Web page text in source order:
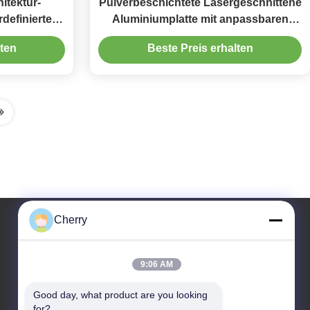
und
Pulverbeschichtete Lasergeschnittene
Aluminiumplatte mit anpassbaren
RAL-Farben für 3 mm Dicke
Fassadenverkleidung
Beste Preis erhalten
Hegui Industriepark, Lishui, Nanhai Foshan Guangdong PR
Cherry
9:06 AM
Good day, what product are you looking